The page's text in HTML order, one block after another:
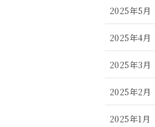
2025年5月
2025年4月
2025年3月
2025年2月
2025年1月